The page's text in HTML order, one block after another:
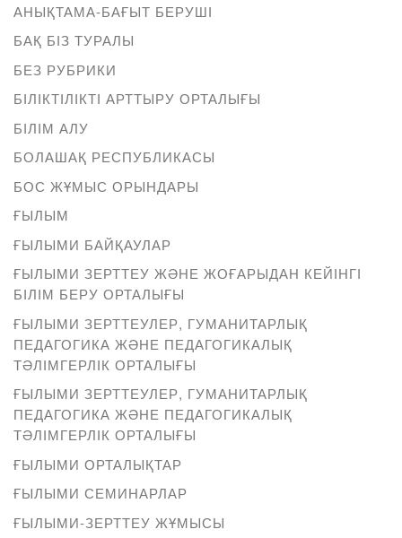
АНЫҚТАМА-БАҒЫТ БЕРУШІ
БАҚ БІЗ ТУРАЛЫ
БЕЗ РУБРИКИ
БІЛІКТІЛІКТІ АРТТЫРУ ОРТАЛЫҒЫ
БІЛІМ АЛУ
БОЛАШАҚ РЕСПУБЛИКАСЫ
БОС ЖҰМЫС ОРЫНДАРЫ
ҒЫЛЫМ
ҒЫЛЫМИ БАЙҚАУЛАР
ҒЫЛЫМИ ЗЕРТТЕУ ЖӘНЕ ЖОҒАРЫДАН КЕЙІНГІ
БІЛІМ БЕРУ ОРТАЛЫҒЫ
ҒЫЛЫМИ ЗЕРТТЕУЛЕР, ГУМАНИТАРЛЫҚ
ПЕДАГОГИКА ЖӘНЕ ПЕДАГОГИКАЛЫҚ
ТӘЛІМГЕРЛІК ОРТАЛЫҒЫ
ҒЫЛЫМИ ЗЕРТТЕУЛЕР, ГУМАНИТАРЛЫҚ
ПЕДАГОГИКА ЖӘНЕ ПЕДАГОГИКАЛЫҚ
ТӘЛІМГЕРЛІК ОРТАЛЫҒЫ
ҒЫЛЫМИ ОРТАЛЫҚТАР
ҒЫЛЫМИ СЕМИНАРЛАР
ҒЫЛЫМИ-ЗЕРТТЕУ ЖҰМЫСЫ